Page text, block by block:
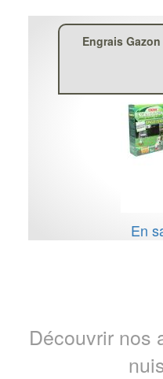
Engrais
En
Découvrir nos